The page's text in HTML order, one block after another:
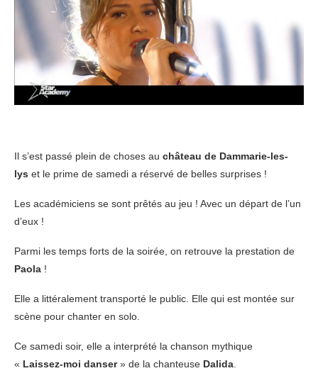
Il s’est passé plein de choses au château de Dammarie-les-
lys et le prime de samedi a réservé de belles surprises !
Les académiciens se sont prêtés au jeu ! Avec un départ de l’un
d’eux !
Parmi les temps forts de la soirée, on retrouve la prestation de
Paola !
Elle a littéralement transporté le public. Elle qui est montée sur
scène pour chanter en solo.
Ce samedi soir, elle a interprété la chanson mythique
« Laissez-moi danser» de la chanteuse Dalida